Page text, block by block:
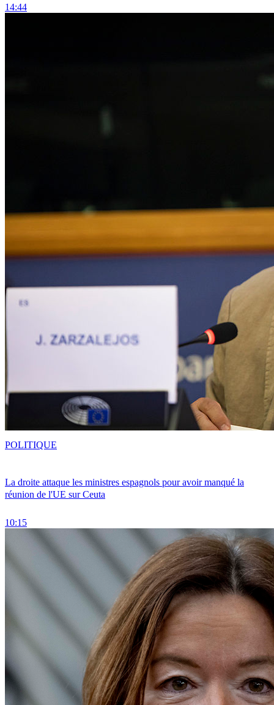
14:44
La droite attaque les ministres espagnols pour avoir manqué la
réunion de l'UE sur Ceuta
10:15
POLITIQUE